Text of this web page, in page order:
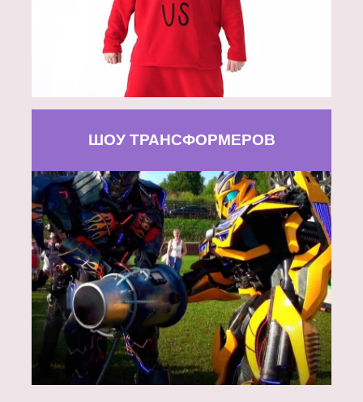
ШОУ ТРАНСФОРМЕРОВ